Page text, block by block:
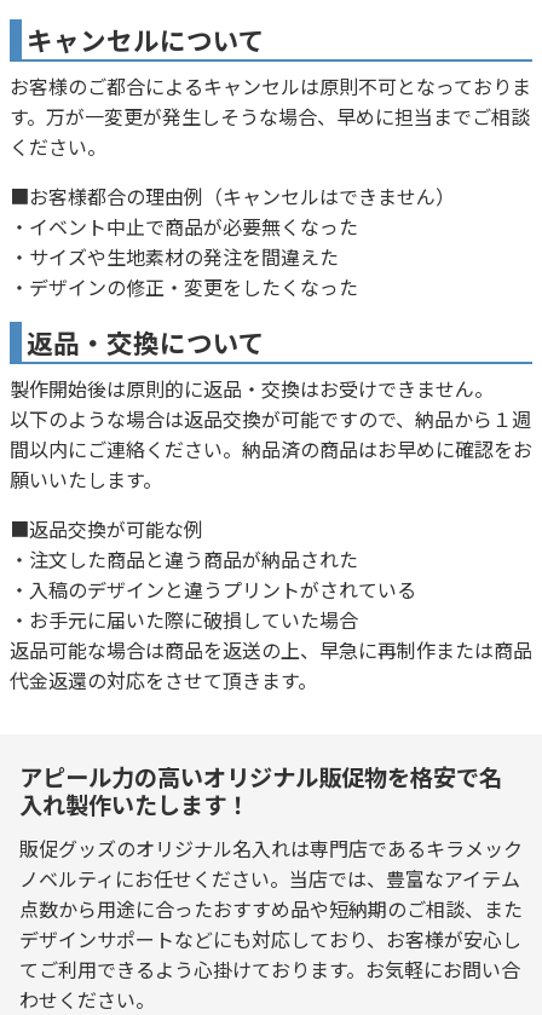
キャンセルについて
お客様のご都合によるキャンセルは原則不可となっておりま
す。万が一変更が発生しそうな場合、早めに担当までご相談
ください。
■お客様都合の理由例（キャンセルはできません）
・イベント中止で商品が必要無くなった
・サイズや生地素材の発注を間違えた
・デザインの修正・変更をしたくなった
返品・交換について
製作開始後は原則的に返品・交換はお受けできません。
以下のような場合は返品交換が可能ですので、納品から１週
間以内にご連絡ください。納品済の商品はお早めに確認をお
願いいたします。
■返品交換が可能な例
・注文した商品と違う商品が納品された
・入稿のデザインと違うプリントがされている
・お手元に届いた際に破損していた場合
返品可能な場合は商品を返送の上、早急に再制作または商品
代金返還の対応をさせて頂きます。
アピール力の高いオリジナル販促物を格安で名
入れ製作いたします！
販促グッズのオリジナル名入れは専門店であるキラメック
ノベルティにお任せください。当店では、豊富なアイテム
点数から用途に合ったおすすめ品や短納期のご相談、また
デザインサポートなどにも対応しており、お客様が安心し
てご利用できるよう心掛けております。お気軽にお問い合
わせください。